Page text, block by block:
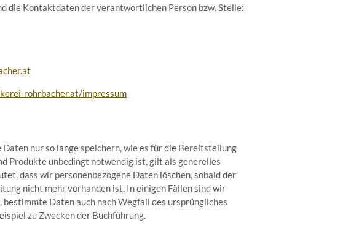
die Kontaktdaten der verantwortlichen Person bzw. Stelle:
rohrbacher.at/impressum
Daten nur so lange speichern, wie es für die Bereitstellung
Produkte unbedingt notwendig ist, gilt als generelles
dass wir personenbezogene Daten löschen, sobald der
nicht mehr vorhanden ist. In einigen Fällen sind wir
Daten auch nach Wegfall des ursprüngliches
zu Zwecken der Buchführung.